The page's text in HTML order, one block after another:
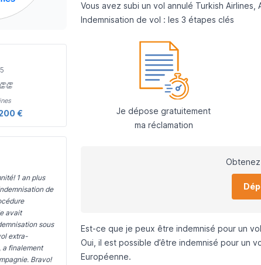
€
1 an plus
de
avait
sous
extra-
a finalement
Bravo!
Vous avez subi un vol annulé Turkish Airlines
Indemnisation de vol : les 3 étapes clés
Je dépose gratuitement
ma réclamation
Obtenez
Est-ce que je peux être indemnisé pour un
Oui, il est possible d’être indemnisé pour un
Européenne.